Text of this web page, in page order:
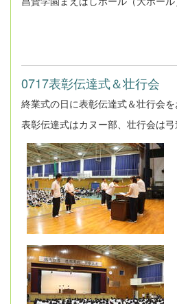
0717表彰伝達式＆壮行会
終業式の日に表彰伝達式＆壮行会を
表彰伝達式はカヌー部、壮行会は